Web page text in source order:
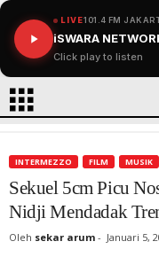
LIVE101.4 FM
iSWARA
Click play to listen
INTERMEZZO FILM MUSIK
Sekuel 5cm Picu
Nidji Mendadak
Oleh sekar arum - Januari 5,